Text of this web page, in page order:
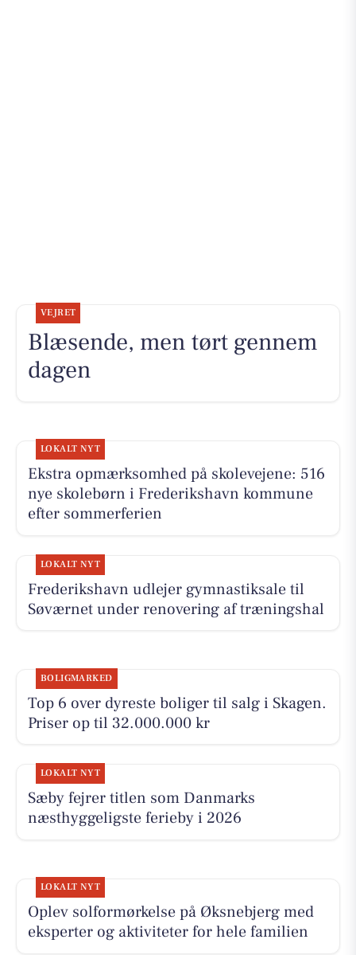
VEJRET
Blæsende, men tørt gennem
dagen
LOKALT NYT
Ekstra opmærksomhed på skolevejene: 516
nye skolebørn i Frederikshavn kommune
efter sommerferien
LOKALT NYT
Frederikshavn udlejer gymnastiksale til
Søværnet under renovering af træningshal
BOLIGMARKED
Top 6 over dyreste boliger til salg i Skagen.
Priser op til 32.000.000 kr
LOKALT NYT
Sæby fejrer titlen som Danmarks
næsthyggeligste ferieby i 2026
LOKALT NYT
Oplev solformørkelse på Øksnebjerg med
eksperter og aktiviteter for hele familien